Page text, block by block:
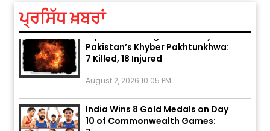
ਪ੍ਰਸਿੱਧ ਖ਼ਬਰਾਂExplosion During Peace Rally in
Pakistan’s Khyber Pakhtunkhwa:
7 Killed, 18 Injured
India Wins 8 Gold Medals on Day
10 of Commonwealth Games:
7...